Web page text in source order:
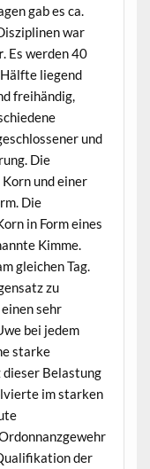
gab es ca.
war
. Es werden 40
liegend
freihändig,
und
Die
und einer
Die
in Form eines
Kimme.
gleichen Tag.
zu
sehr
bei jedem
starke
Belastung
im starken
der